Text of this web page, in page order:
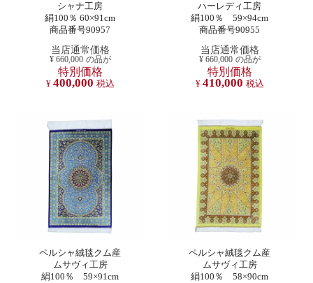
シャナ工房
絹100％ 60×91cm
商品番号90957
当店通常価格
¥ 660,000 の品が
特別価格
¥ 400,000 税込
ハーレディ工房
絹100％ 59×94cm
商品番号90955
当店通常価格
¥ 660,000 の品が
特別価格
¥ 410,000 税込
ペルシャ絨毯クム産
ムサヴィ工房
絹100％ 59×91cm
ペルシャ絨毯クム産
ムサヴィ工房
絹100％ 58×90cm